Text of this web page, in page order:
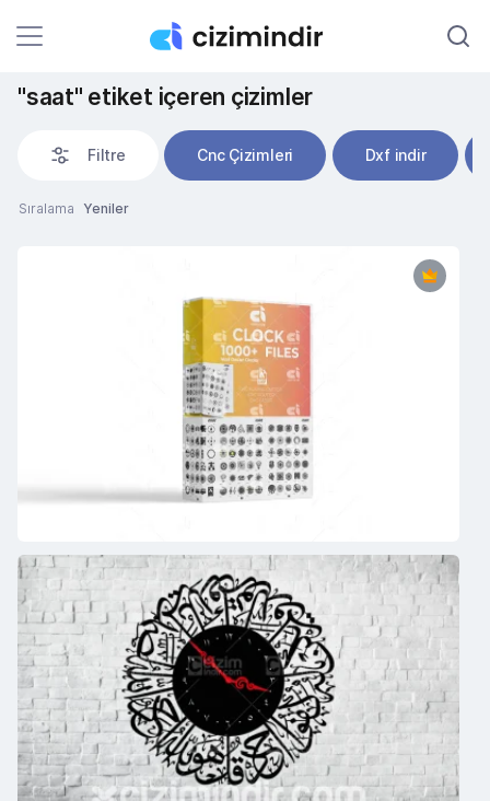
"saat" etiket içeren çizimler
Filtre Cnc Çizimleri Dxf indir
Sıralama Yeniler